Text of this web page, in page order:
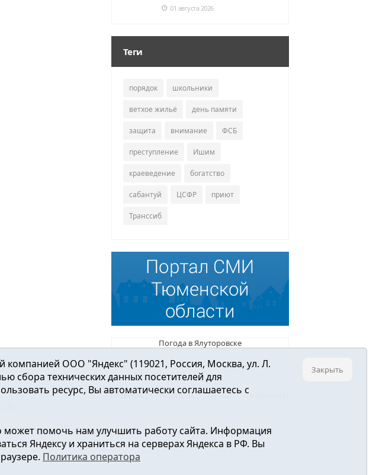
01 августа 2026
Теги
порядок школьники
ветхое жильё день памяти
защита внимание ФСБ
преступление Ишим
краеведение богатство
сабантуй ЦСФР приют
Транссиб
Погода в Ялуторовске
Главная Новости О нас
по надзору в сфере связи, информационных технологий и
компанией ООО "Яндекс" (119021, Россия, Москва, ул. Л.
сбора технических данных посетителей для
ресурс, Вы автоматически соглашаетесь с
помочь нам улучшить работу сайта. Информация
Яндексу и храниться на серверах Яндекса в РФ. Вы
Политика оператора
Закрыть